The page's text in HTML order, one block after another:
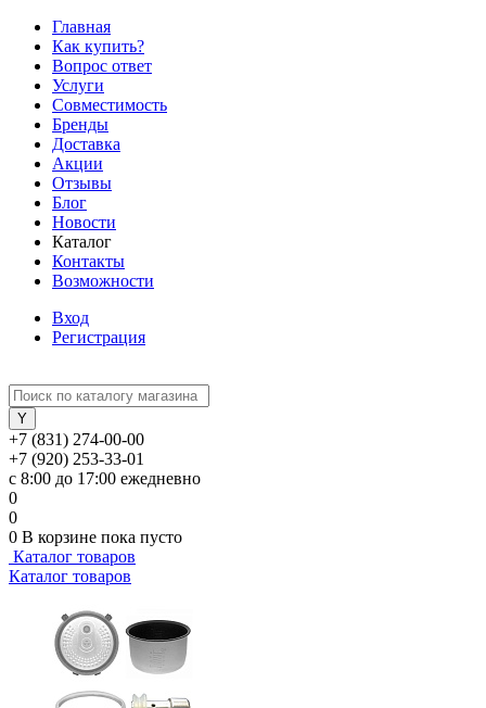
Главная
Как купить?
Вопрос ответ
Услуги
Совместимость
Бренды
Доставка
Акции
Отзывы
Блог
Новости
Каталог
Контакты
Возможности
Вход
Регистрация
+7 (831) 274-00-00
+7 (920) 253-33-01
с 8:00 до 17:00 ежедневно
0
0
0 В корзине пока пусто
Каталог товаров
Каталог товаров